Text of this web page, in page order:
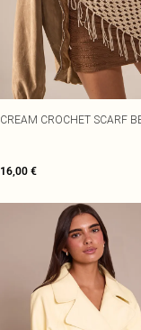
CREAM CROCHET SCARF
16,00 €